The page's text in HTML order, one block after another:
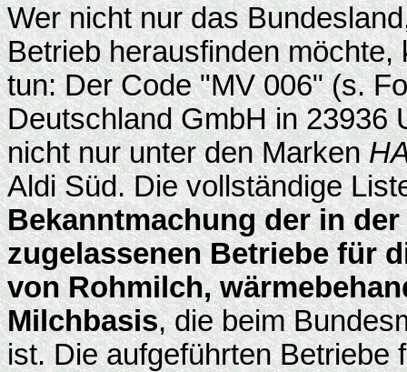
Wer nicht nur das
Betrieb herausfinden
tun: Der Code "MV 006" (s.
Deutschland GmbH in 23936
nicht nur unter den Marken
Aldi Süd. Die vollständige
Bekanntmachung der in
zugelassenen Betriebe für
von Rohmilch,
Milchbasis, die beim
ist. Die aufgeführten Betriebe